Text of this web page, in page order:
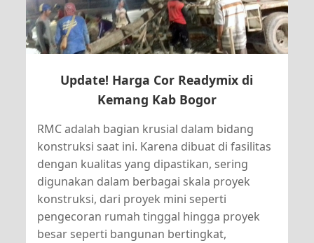
Update! Harga Cor Readymix di
Kemang Kab Bogor
RMC adalah bagian krusial dalam bidang
konstruksi saat ini. Karena dibuat di fasilitas
dengan kualitas yang dipastikan, sering
digunakan dalam berbagai skala proyek
konstruksi, dari proyek mini seperti
pengecoran rumah tinggal hingga proyek
besar seperti bangunan bertingkat,